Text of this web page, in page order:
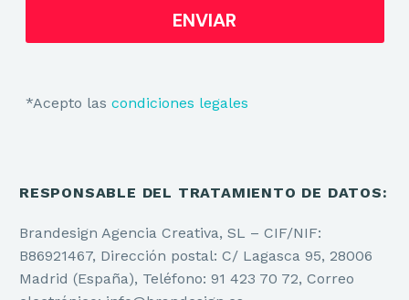
*Acepto las condiciones legales
RESPONSABLE DEL TRATAMIENTO DE DATOS:
Brandesign Agencia Creativa, SL – CIF/NIF:
B86921467, Dirección postal: C/ Lagasca 95, 28006
Madrid (España), Teléfono: 91 423 70 72, Correo